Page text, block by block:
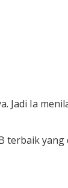
Jadi Ia
terbaik